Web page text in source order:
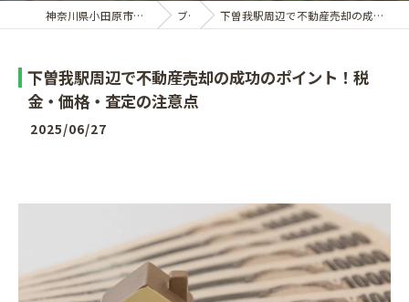
神奈川県小田原市の不動産ならミナミノイエ ブログ 下曽我駅周辺で不動産売却の成功のポイント！税金・価格・査定の注意点
下曽我駅周辺で不動産売却の成功のポイント！税
金・価格・査定の注意点
2025/06/27